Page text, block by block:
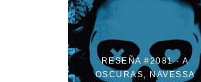
RESEÑA #2081 - A
OSCURAS, NAVESSA